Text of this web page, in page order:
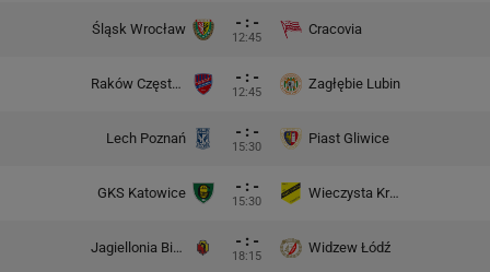
Śląsk Wrocław - : -
12:45
Cracovia
Raków Częstochowa - : -
12:45
Zagłębie Lubin
Lech Poznań - : -
15:30
Piast Gliwice
GKS Katowice - : -
15:30
Wieczysta Kraków
Jagiellonia Białystok - : -
18:15
Widzew Łódź